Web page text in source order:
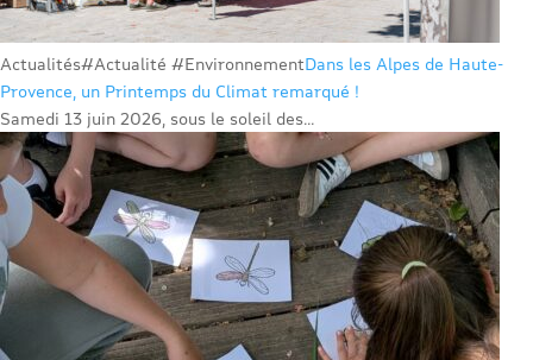
Actualités#Actualité #EnvironnementDans les Alpes de Haute-
Provence, un Printemps du Climat remarqué !
Samedi 13 juin 2026, sous le soleil des...